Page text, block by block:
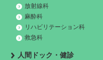
放射線科
麻酔科
リハビリテーション科
救急科
人間ドック・健診